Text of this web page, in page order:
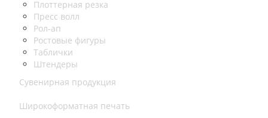
Плоттерная резка
Пресс волл
Рол-ап
Ростовые фигуры
Таблички
Штендеры
Сувенирная продукция
Широкоформатная печать